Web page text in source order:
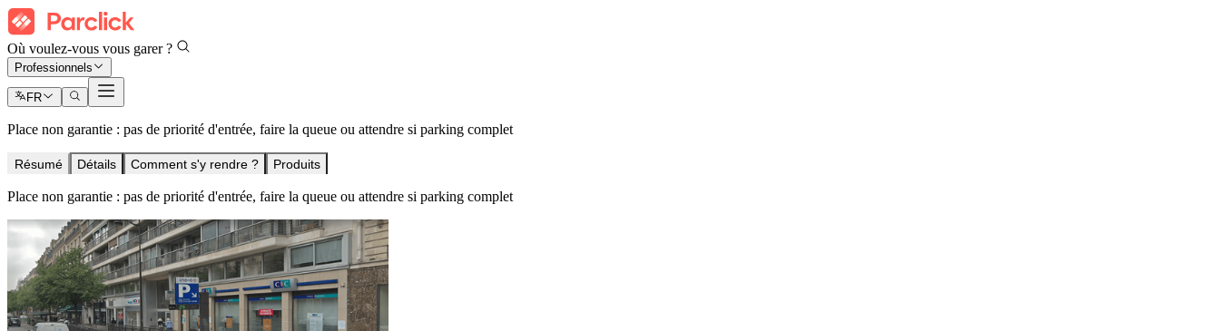
Où voulez-vous vous garer ?
Professionnels
FR
Place non garantie : pas de priorité d'entrée, faire la queue ou attendre si parking complet
Résumé Détails Comment s'y rendre ? Produits
Place non garantie : pas de priorité d'entrée, faire la queue ou attendre si parking complet